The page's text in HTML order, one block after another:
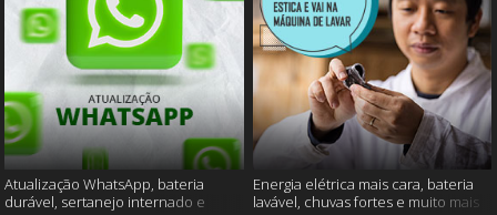
Atualização WhatsApp, bateria
durável, sertanejo internado e
Energia elétrica mais cara, bateria
lavável, chuvas fortes e muito mais